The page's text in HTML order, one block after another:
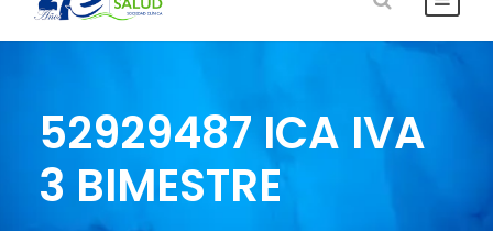
52929487 ICA IVA
3 BIMESTRE